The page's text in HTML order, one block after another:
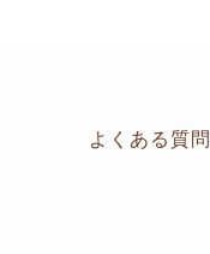
よくある質問